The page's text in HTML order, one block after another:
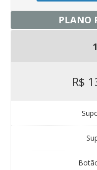
PLANO
R$